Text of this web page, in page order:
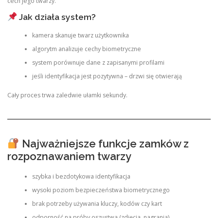
Jak działa system?
kamera skanuje twarz użytkownika
algorytm analizuje cechy biometryczne
system porównuje dane z zapisanymi profilami
jeśli identyfikacja jest pozytywna – drzwi się otwierają
Cały proces trwa zaledwie ułamki sekundy.
Najważniejsze funkcje zamków z
rozpoznawaniem twarzy
szybka i bezdotykowa identyfikacja
wysoki poziom bezpieczeństwa biometrycznego
brak potrzeby używania kluczy, kodów czy kart